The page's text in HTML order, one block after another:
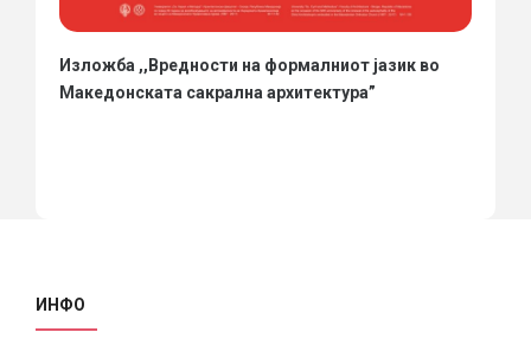
Изложба ,,Вредности на формалниот јазик во
Македонската сакрална архитектура”
ИНФО